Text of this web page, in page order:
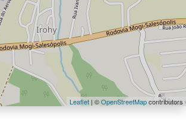
Leaflet | ©OpenStreetMapcontributors